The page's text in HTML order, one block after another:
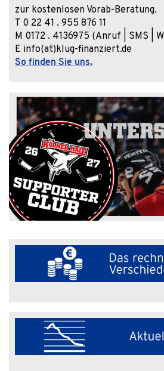
zur kostenlosen Vorab-Beratung.
T 0 22 41 . 955 876 11
M 0172 . 4136975 (Anruf | SMS |
E info(at)klug-finanziert.de
So finden Sie uns.